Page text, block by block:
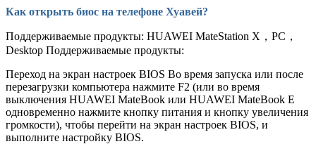
Как открыть биос на телефоне Хуавей?
Поддерживаемые продукты: HUAWEI MateStation X，PC，
Desktop Поддерживаемые продукты:
Переход на экран настроек BIOS Во время запуска или после
перезагрузки компьютера нажмите F2 (или во время
выключения HUAWEI MateBook или HUAWEI MateBook E
одновременно нажмите кнопку питания и кнопку увеличения
громкости), чтобы перейти на экран настроек BIOS, и
выполните настройку BIOS.